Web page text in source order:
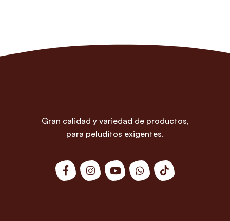
Gran calidad y variedad de productos,
para peluditos exigentes.